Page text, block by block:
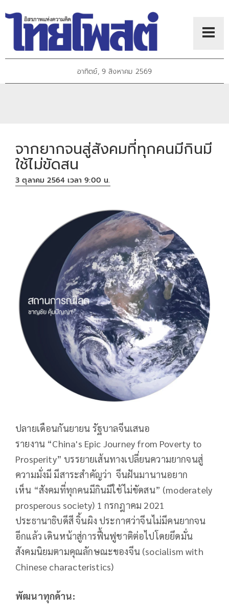
อาทิตย์, 9 สิงหาคม 2569
จากยากจนสู่สังคมที่ทุกคนมีกินมี
ใช้ไม่ขัดสน
3 ตุลาคม 2564 เวลา 9:00 น.
ปลายเดือนกันยายน รัฐบาลจีนเสนอ
รายงาน “China's Epic Journey from Poverty to
Prosperity” บรรยายเส้นทางเปลี่ยนความยากจนสู่
ความมั่งมี มีสาระสำคัญว่า จีนฝันมานานอยาก
เห็น “สังคมที่ทุกคนมีกินมีใช้ไม่ขัดสน” (moderately
prosperous society) 1 กรกฎาคม 2021
ประธานาธิบดีสี จิ้นผิง ประกาศว่าจีนไม่มีคนยากจน
อีกแล้ว เดินหน้าสู่การฟื้นฟูชาติต่อไปโดยยึดมั่น
สังคมนิยมตามคุณลักษณะของจีน (socialism with
Chinese characteristics)
พัฒนาทุกด้าน: